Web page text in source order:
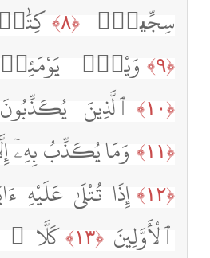
سِجِّينٌۭ﴿٨﴾
﴿٩﴾ وَيْلٌۭ يَوْمَئِذٍۢ
﴿١٠﴾ ٱلَّذِينَ
﴿١١﴾ وَمَا يُكَذِّبُ بِهِۦٓ
﴿١٢﴾
إِذَا تُتْلَىٰ عَلَيْهِ
ٱلْأَوَّلِينَ﴿١٣﴾
كَلَّا